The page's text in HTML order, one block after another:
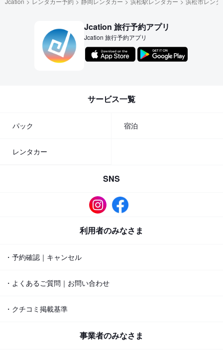
Jcation 旅行予約アプリ
Jcation 旅行予約アプリ
サービス一覧
パック 宿泊
レンタカー
SNS
利用者のみなさま
・予約確認｜キャンセル
・よくあるご質問｜お問い合わせ
・クチコミ掲載基準
事業者のみなさま